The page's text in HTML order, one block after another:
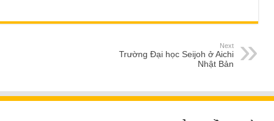
Next
Trường Đại học Seijoh ở Aichi
Nhật Bản